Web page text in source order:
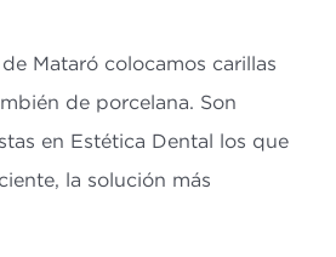
Mataró colocamos carillas
de porcelana. Son
en Estética Dental los que
la solución más